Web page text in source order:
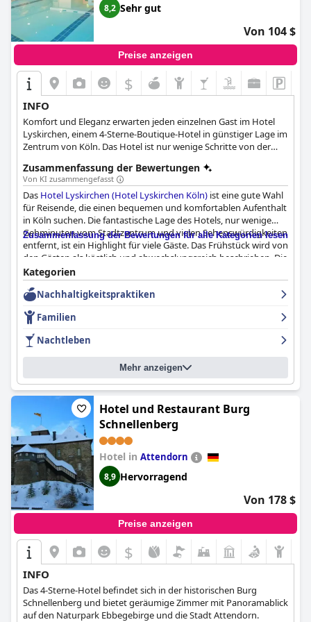
8,2 Sehr gut
Von 104 $
Preise anzeigen
$
INFO
Komfort und Eleganz erwarten jeden einzelnen Gast im Hotel
Lyskirchen, einem 4-Sterne-Boutique-Hotel in günstiger Lage im
Zentrum von Köln. Das Hotel ist nur wenige Schritte von der
sich daher ideal für Gäste, die die Kultur und Geschichte der
Stadt erkunden möchten. Es verfügt über komfortable und
geschmackvoll eingerichtete Zimmer und Apartments, die den
Gästen ein angenehmes und entspannendes
Unterkunftserlebnis bieten.
Zusammenfassung der Bewertungen
Von KI zusammengefasst
Das Hotel Lyskirchen (Hotel Lyskirchen Köln) ist eine gute Wahl
für Reisende, die einen bequemen und komfortablen Aufenthalt
in Köln suchen. Die fantastische Lage des Hotels, nur wenige
Gehminuten vom Stadtzentrum und vielen Sehenswürdigkeiten
entfernt, ist ein Highlight für viele Gäste. Das Frühstück wird von
den Gästen als köstlich und abwechslungsreich beschrieben. Die
Zimmer sind gemütlich und komfortabel und verfügen über
eine schöne und saubere Innenausstattung, auch wenn einige
renovierungsbedürftig sind. Das Hotel bietet ein hohes Maß an
Sauberkeit, und das Personal ist freundlich und hilfsbereit, so
dass der Aufenthalt sehr angenehm ist. Der große
Swimmingpool ist ein großer Anziehungspunkt für die Gäste,
auch wenn manche ihn etwas veraltet und düster finden. Die
Parkmöglichkeiten sind ein Pluspunkt, auch wenn sie recht
teuer sein können. Die bequemen Betten sorgen für einen
ruhigen Schlaf, auch wenn manche sie als zu weich empfinden.
Während einige Gäste argumentieren, dass das Hotel kein
echtes 4-Sterne-Hotel ist, finden die meisten es elegant und
schön und preisgünstig. Insgesamt bietet das
Hotel Lyskirchen
(Hotel Lyskirchen Köln)ein ausgezeichnetes Preis-Leistungs-
Verhältnis in bester Lage.
Zusammenfassung der Bewertungen für alle Kategorien lesen
Kategorien
Nachhaltigkeitspraktiken
Familien
Nachtleben
Mehr anzeigen
Hotel und Restaurant Burg
Schnellenberg
Hotel in Attendorn
8,9 Hervorragend
Von 178 $
Preise anzeigen
$
INFO
Das 4-Sterne-Hotel befindet sich in der historischen Burg
Schnellenberg und bietet geräumige Zimmer mit Panoramablick
auf den Naturpark Ebbegebirge und die Stadt Attendorn.